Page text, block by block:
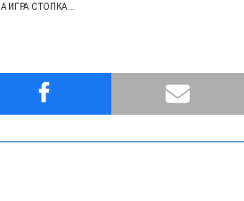
ИГРА С ТОПКА...